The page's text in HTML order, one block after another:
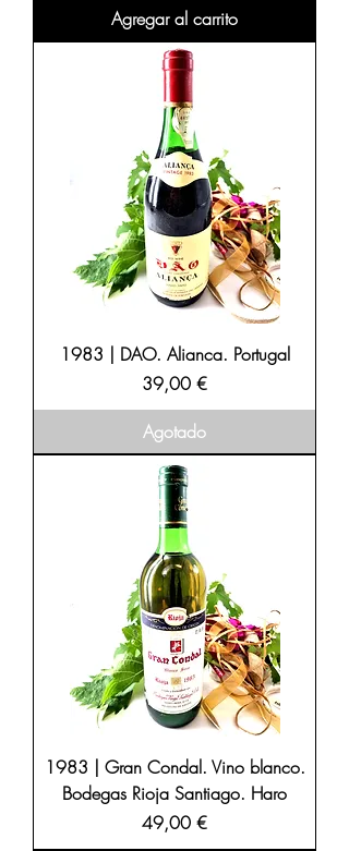
Agregar al carrito
1983 | DAO. Alianca. Portugal
Precio
39,00 €
Agotado
1983 | Gran Condal. Vino blanco.
Bodegas Rioja Santiago. Haro
Precio
49,00 €